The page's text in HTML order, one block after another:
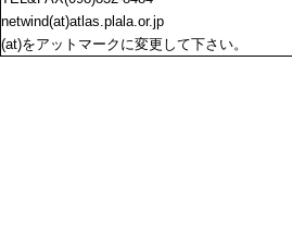
netwind(at)atlas.plala.or.jp
(at)をアットマークに変更して下さい。